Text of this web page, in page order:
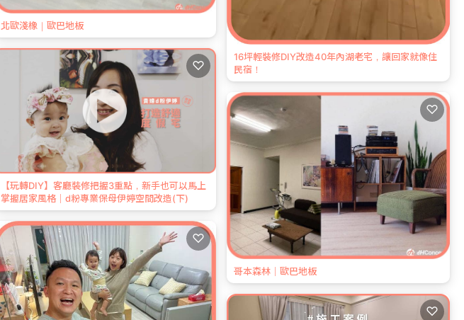
16坪輕裝修DIY改造40年內湖老宅，讓回家就像住
民宿！
北歐淺橡｜歐巴地板
哥本森林｜歐巴地板
♡
【玩轉DIY】客廳裝修把握3重點，新手也可以馬上
掌握居家風格｜d粉專業保母伊婷空間改造(下)
♡
♡
♡